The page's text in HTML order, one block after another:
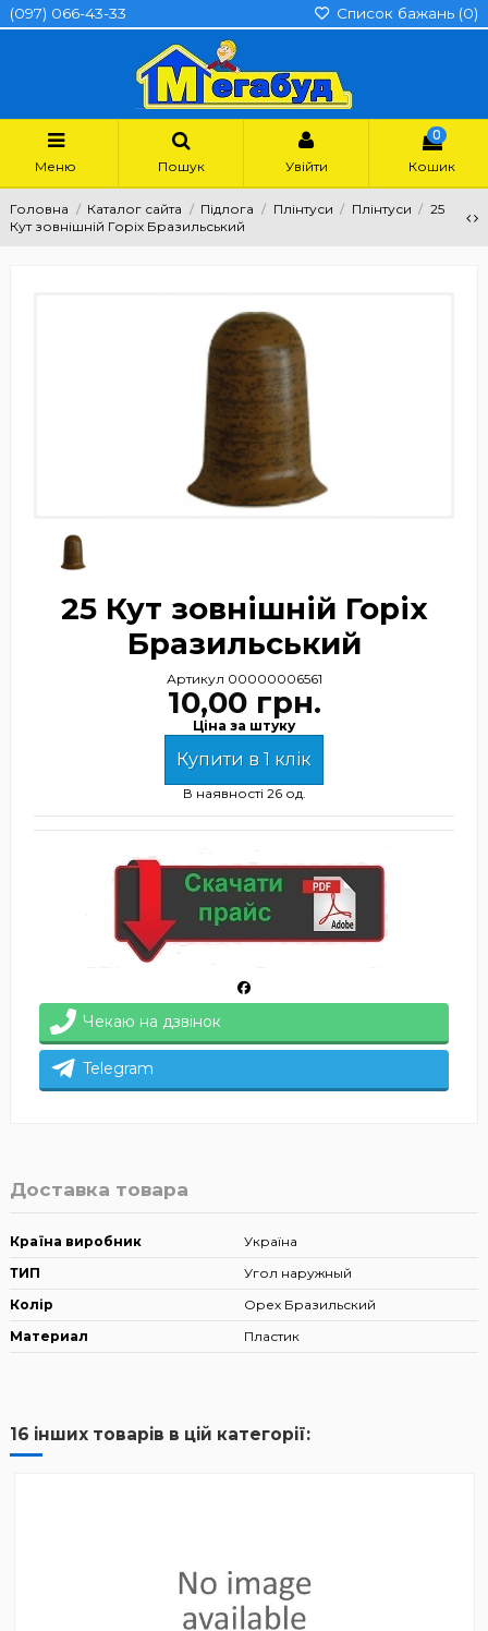
(097) 066-43-33 Список бажань (0)
Меню Пошук Увійти
0
Кошик
Головна Каталог сайта Підлога Плінтуси Плінтуси
25
Кут зовнішній Горіх Бразильський
25 Кут зовнішній Горіх
Бразильський
Артикул 00000006561
10,00 грн.
Ціна за штуку
Купити в 1 клік
В наявності 26 од.
Чекаю на дзвінок
Telegram
Доставка товара
Країна виробник
Україна
ТИП
Угол наружный
Колір
Орех Бразильский
Материал
Пластик
16 інших товарів в цій категорії: